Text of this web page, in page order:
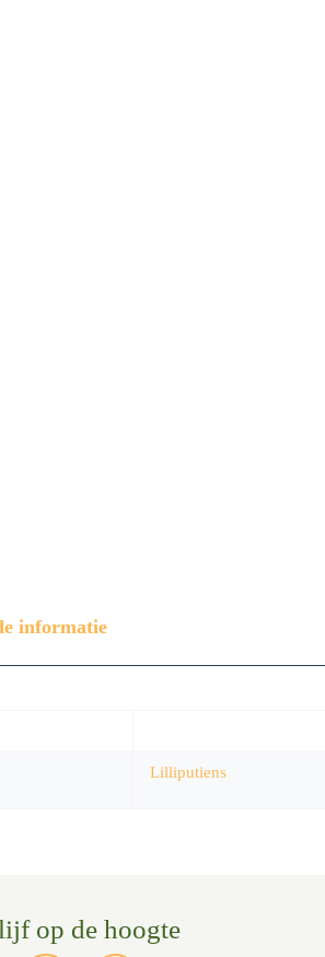
informatie
Lilliputiens
op de hoogte